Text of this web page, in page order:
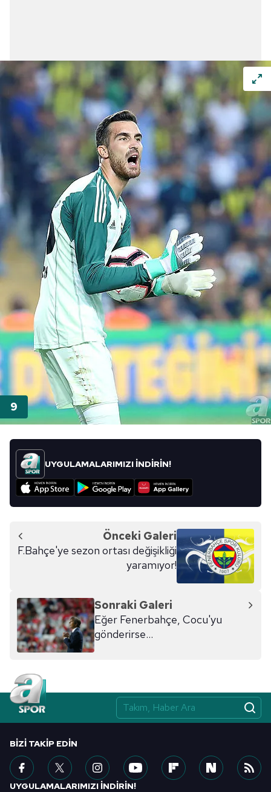
UYGULAMALARIMIZI İNDİRİN!
Önceki Galeri
F.Bahçe'ye sezon ortası değişikliği
yaramıyor!
Sonraki Galeri
Eğer Fenerbahçe, Cocu'yu
gönderirse...
BIZI TAKIP EDIN
UYGULAMALARIMIZI İNDİRİN!